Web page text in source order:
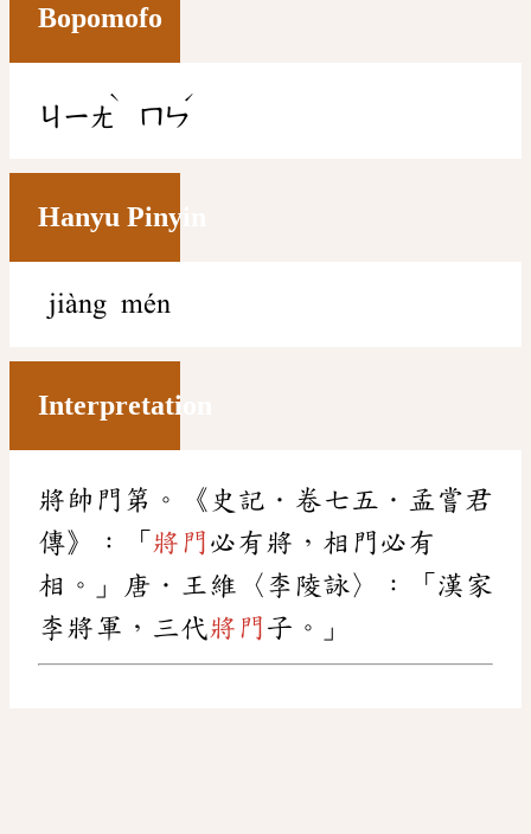
Bopomofo
ㄐㄧㄤ
ˋ
ㄇㄣ
ˊ
Hanyu Pinyin
jiàng mén
Interpretation
將帥門第。《史記．卷七五．孟嘗君
傳》：「 將門 必有將，相門必有
相。」唐．王維〈李陵詠〉：「漢家
李將軍，三代將門 子。」